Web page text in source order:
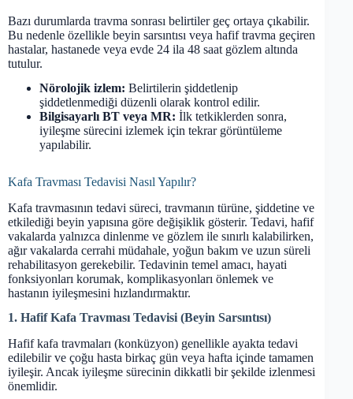
Bazı durumlarda travma sonrası belirtiler geç ortaya çıkabilir.
Bu nedenle özellikle beyin sarsıntısı veya hafif travma geçiren
hastalar, hastanede veya evde 24 ila 48 saat gözlem altında
tutulur.
Nörolojik izlem: Belirtilerin şiddetlenip
şiddetlenmediği düzenli olarak kontrol edilir.
Bilgisayarlı BT veya MR: İlk tetkiklerden sonra,
iyileşme sürecini izlemek için tekrar görüntüleme
yapılabilir.
Kafa Travması Tedavisi Nasıl Yapılır?
Kafa travmasının tedavi süreci, travmanın türüne, şiddetine ve
etkilediği beyin yapısına göre değişiklik gösterir. Tedavi, hafif
vakalarda yalnızca dinlenme ve gözlem ile sınırlı kalabilirken,
ağır vakalarda cerrahi müdahale, yoğun bakım ve uzun süreli
rehabilitasyon gerekebilir. Tedavinin temel amacı, hayati
fonksiyonları korumak, komplikasyonları önlemek ve
hastanın iyileşmesini hızlandırmaktır.
1. Hafif Kafa Travması Tedavisi (Beyin Sarsıntısı)
Hafif kafa travmaları (konküzyon) genellikle ayakta tedavi
edilebilir ve çoğu hasta birkaç gün veya hafta içinde tamamen
iyileşir. Ancak iyileşme sürecinin dikkatli bir şekilde izlenmesi
önemlidir.